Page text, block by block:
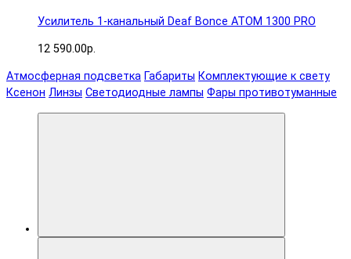
Усилитель 1-канальный Deaf Bonce ATOM 1300 PRO
12 590.00р.
Атмосферная подсветка Габариты Комплектующие к свету
Ксенон Линзы Светодиодные лампы Фары противотуманные